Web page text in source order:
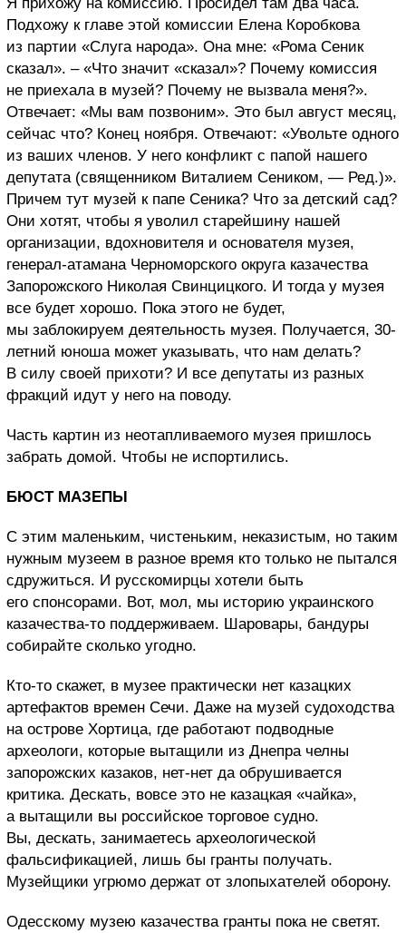
Подхожу к главе этой комиссии Елена Коробкова
из партии «Слуга народа». Она мне: «Рома Сеник
сказал». – «Что значит «сказал»? Почему комиссия
не приехала в музей? Почему не вызвала меня?».
Отвечает: «Мы вам позвоним». Это был август месяц,
сейчас что? Конец ноября. Отвечают: «Увольте одного
из ваших членов. У него конфликт с папой нашего
депутата (священником Виталием Сеником, — Ред.)».
Причем тут музей к папе Сеника? Что за детский сад?
Они хотят, чтобы я уволил старейшину нашей
организации, вдохновителя и основателя музея,
генерал-атамана Черноморского округа казачества
Запорожского Николая Свинцицкого. И тогда у музея
все будет хорошо. Пока этого не будет,
мы заблокируем деятельность музея. Получается, 30-
летний юноша может указывать, что нам делать?
В силу своей прихоти? И все депутаты из разных
фракций идут у него на поводу.
Часть картин из неотапливаемого музея пришлось
забрать домой. Чтобы не испортились.
БЮСТ МАЗЕПЫ
С этим маленьким, чистеньким, неказистым, но таким
нужным музеем в разное время кто только не пытался
сдружиться. И русскомирцы хотели быть
его спонсорами. Вот, мол, мы историю украинского
казачества-то поддерживаем. Шаровары, бандуры
собирайте сколько угодно.
Кто-то скажет, в музее практически нет казацких
артефактов времен Сечи. Даже на музей судоходства
на острове Хортица, где работают подводные
археологи, которые вытащили из Днепра челны
запорожских казаков, нет-нет да обрушивается
критика. Дескать, вовсе это не казацкая «чайка»,
а вытащили вы российское торговое судно.
Вы, дескать, занимаетесь археологической
фальсификацией, лишь бы гранты получать.
Музейщики угрюмо держат от злопыхателей оборону.
Одесскому музею казачества гранты пока не светят.